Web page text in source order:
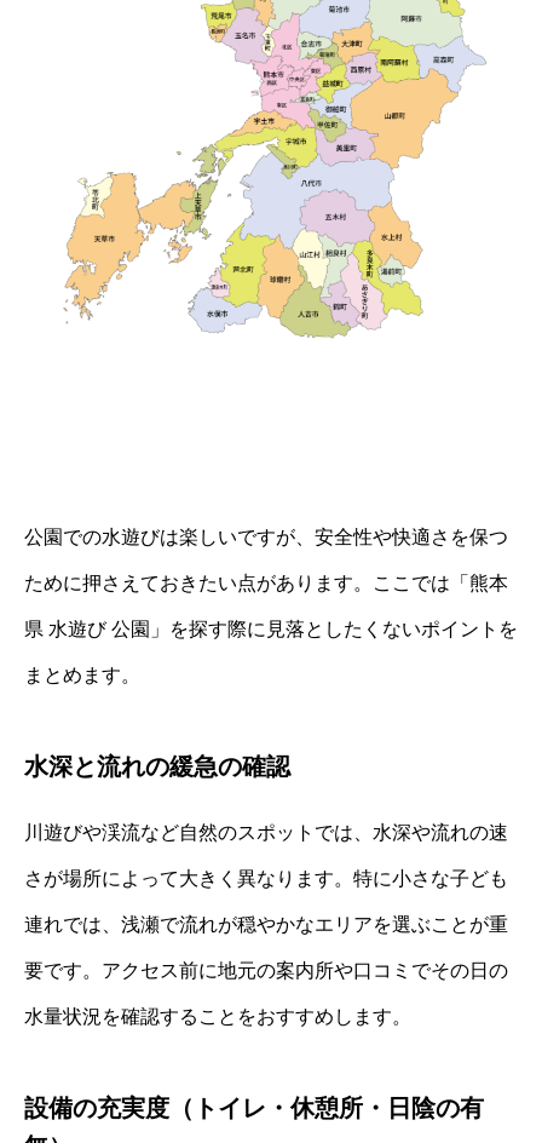
公園での水遊びは楽しいですが、安全性や快適さを保つ
ために押さえておきたい点があります。ここでは「熊本
県 水遊び 公園」を探す際に見落としたくないポイントを
まとめます。
水深と流れの緩急の確認
川遊びや渓流など自然のスポットでは、水深や流れの速
さが場所によって大きく異なります。特に小さな子ども
連れでは、浅瀬で流れが穏やかなエリアを選ぶことが重
要です。アクセス前に地元の案内所や口コミでその日の
水量状況を確認することをおすすめします。
設備の充実度（トイレ・休憩所・日陰の有